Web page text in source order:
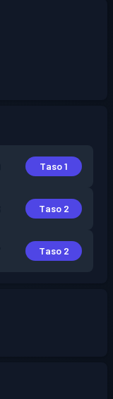
Taso 1
Taso 2
Taso 2